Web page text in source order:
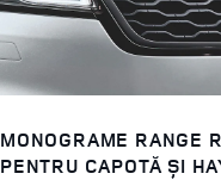
MONOGRAME RANGE
PENTRU CAPOTĂ ȘI